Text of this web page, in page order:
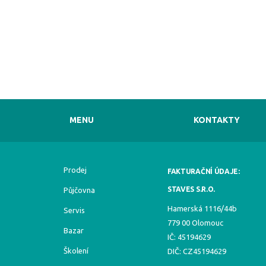
MENU KONTAKTY
Prodej
Půjčovna
Servis
Bazar
Školení
FAKTURAČNÍ ÚDAJE:
STAVES S.R.O.
Hamerská 1116/44b
779 00 Olomouc
IČ: 45194629
DIČ: CZ45194629